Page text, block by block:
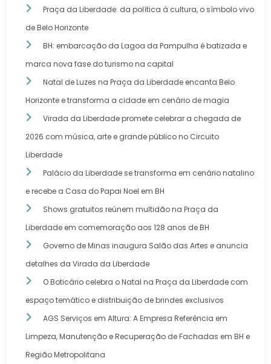
Praça da Liberdade: da política à cultura, o símbolo vivo
de Belo Horizonte
BH: embarcação da Lagoa da Pampulha é batizada e
marca nova fase do turismo na capital
Natal de Luzes na Praça da Liberdade encanta Belo
Horizonte e transforma a cidade em cenário de magia
Virada da Liberdade promete celebrar a chegada de
2026 com música, arte e grande público no Circuito
Liberdade
Palácio da Liberdade se transforma em cenário natalino
e recebe a Casa do Papai Noel em BH
Shows gratuitos reúnem multidão na Praça da
Liberdade em comemoração aos 128 anos de BH
Governo de Minas inaugura Salão das Artes e anuncia
detalhes da Virada da Liberdade
O Boticário celebra o Natal na Praça da Liberdade com
espaço temático e distribuição de brindes exclusivos
AGS Serviços em Altura: A Empresa Referência em
Limpeza, Manutenção e Recuperação de Fachadas em BH e
Região Metropolitana